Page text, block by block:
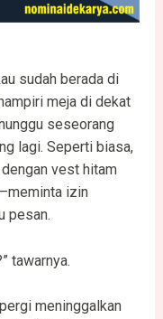
sudah berada di
meja di dekat
seseorang
lagi. Seperti biasa,
vest hitam
izin
pesan.
tawarnya.
meninggalkan